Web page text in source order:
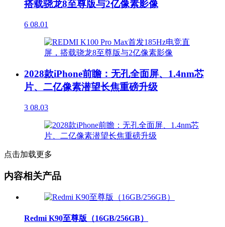
搭载骁龙8至尊版与2亿像素影像
6 08.01
2028款iPhone前瞻：无孔全面屏、1.4nm芯
片、二亿像素潜望长焦重磅升级
3 08.03
点击加载更多
内容相关产品
Redmi K90至尊版（16GB/256GB）